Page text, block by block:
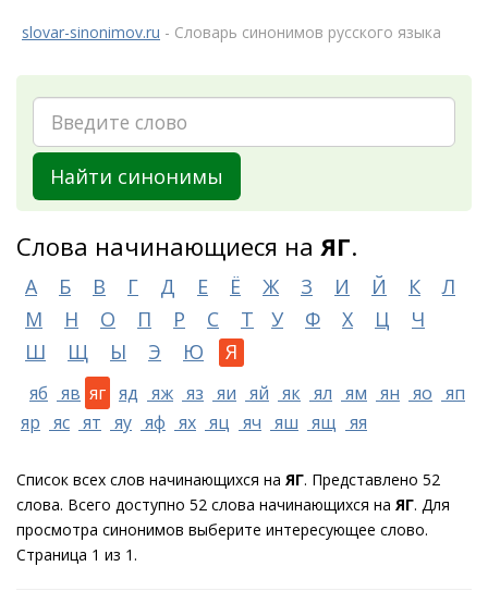
slovar-sinonimov.ru - Словарь синонимов русского языка
Найти синонимы
Слова начинающиеся на ЯГ.
А Б В Г Д Е Ё Ж З И Й К
Л
М
Н О П Р С Т У Ф Х Ц
Ч
Ш
Щ Ы Э Ю Я
яб яв яг яд яж яз яи яй як ял ям ян яо яп
яр яс ят яу яф ях яц яч яш ящ яя
Список всех слов начинающихся на ЯГ. Представлено 52
слова. Всего доступно 52 слова начинающихся на ЯГ. Для
просмотра синонимов выберите интересующее слово.
Страница 1 из 1.